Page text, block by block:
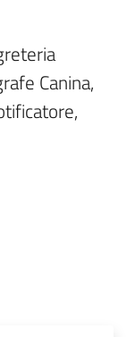
Canina,